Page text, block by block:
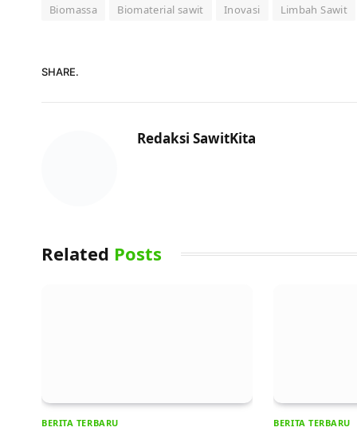
Biomassa Biomaterial sawit Inovasi Limbah Sawit
SHARE.
Redaksi SawitKita
Related Posts
BERITA TERBARU BERITA TERBARU